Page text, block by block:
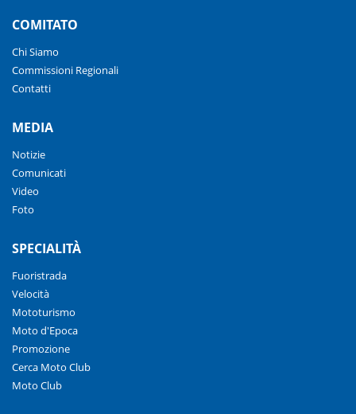
COMITATO
Chi Siamo
Commissioni Regionali
Contatti
MEDIA
Notizie
Comunicati
Video
Foto
SPECIALITÀ
Fuoristrada
Velocità
Mototurismo
Moto d'Epoca
Promozione
Cerca Moto Club
Moto Club